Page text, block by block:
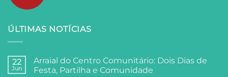
ÚLTIMAS NOTÍCIAS
22
Jun
Arraial do Centro Comunitário: Dois Dias de
Festa, Partilha e Comunidade